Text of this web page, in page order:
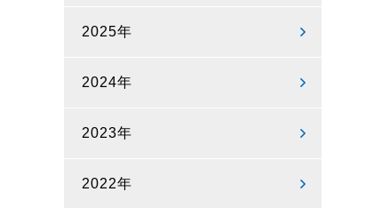
2025年
2024年
2023年
2022年